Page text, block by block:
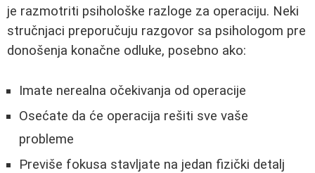
je razmotriti psihološke razloge za operaciju. Neki
stručnjaci preporučuju razgovor sa psihologom pre
donošenja konačne odluke, posebno ako:
Imate nerealna očekivanja od operacije
Osećate da će operacija rešiti sve vaše
probleme
Previše fokusa stavljate na jedan fizički detalj